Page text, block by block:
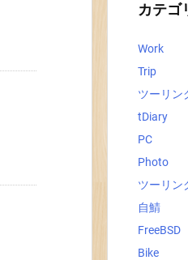
カテゴ
Work
Trip
ツーリン
tDiary
PC
Photo
ツーリン
自鯖
FreeBSD
Bike